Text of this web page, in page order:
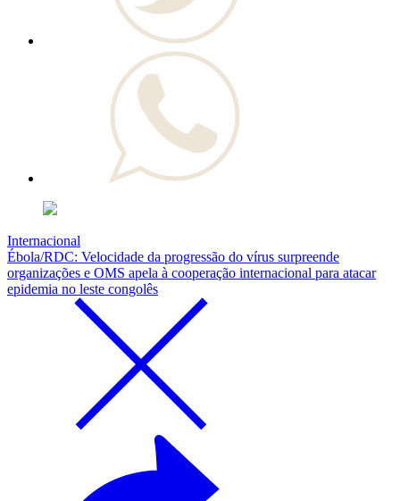
Internacional
Ébola/RDC: Velocidade da progressão do vírus surpreende
organizações e OMS apela à cooperação internacional para atacar
epidemia no leste congolês